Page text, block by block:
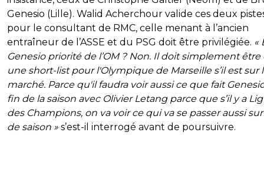
Genesio (Lille). Walid Acherchour valide ces deux
pour le consultant de RMC, celle menant à l’ancien
entraîneur de l’ASSE et du PSG doit être privilégiée. «
Genesio priorité de l’OM ? Non. Il doit simplement être
une short-list pour l'Olympique de Marseille s’il est sur
marché. Parce qu'il faudra voir aussi ce que fait
fin de la saison avec Olivier Letang parce que s’il y a
des Champions, on va voir ce qui va se passer aussi
de saison » s’est-il interrogé avant de poursuivre.